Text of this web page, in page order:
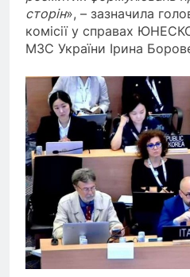
сторін», – зазначила
комісії у справах
МЗС України Ірина